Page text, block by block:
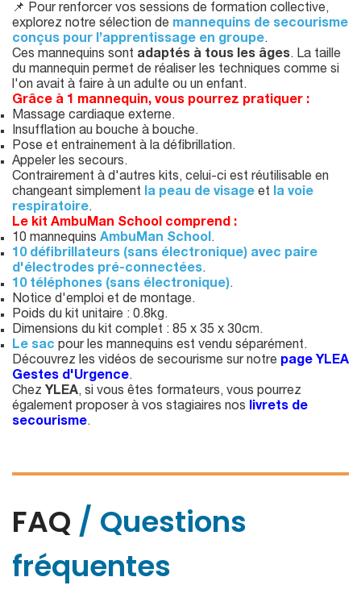
📌 Pour renforcer vos sessions de formation collective,
explorez notre sélection de mannequins de secourisme
conçus pour l’apprentissage en groupe.
Ces mannequins sont adaptés à tous les âges. La taille
du mannequin permet de réaliser les techniques comme si
l'on avait à faire à un adulte ou un enfant.
Grâce à 1 mannequin, vous pourrez pratiquer :
Massage cardiaque externe.
Insufflation au bouche à bouche.
Pose et entrainement à la défibrillation.
Appeler les secours.
Contrairement à d'autres kits, celui-ci est réutilisable en
changeant simplement la peau de visage et la voie
respiratoire.
Le kit AmbuMan School comprend :
10 mannequins AmbuMan School.
10 défibrillateurs (sans électronique) avec paire
d'électrodes pré-connectées.
10 téléphones (sans électronique).
Notice d'emploi et de montage.
Poids du kit unitaire : 0.8kg.
Dimensions du kit complet : 85 x 35 x 30cm.
Le sac pour les mannequins est vendu séparément.
Découvrez les vidéos de secourisme sur notre page YLEA
Gestes d'Urgence.
Chez YLEA, si vous êtes formateurs, vous pourrez
également proposer à vos stagiaires nos livrets de
secourisme.
FAQ / Questions
fréquentes